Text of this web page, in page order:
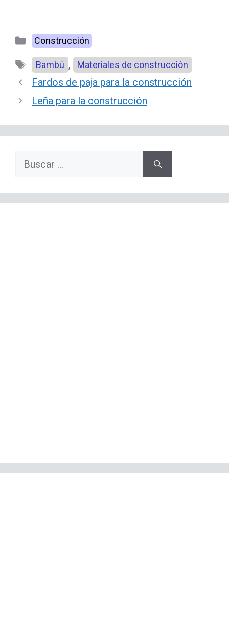
Categorías
Construcción
Etiquetas
Bambú , Materiales de construcción
Fardos de paja para la construcción
Leña para la construcción
Buscar: